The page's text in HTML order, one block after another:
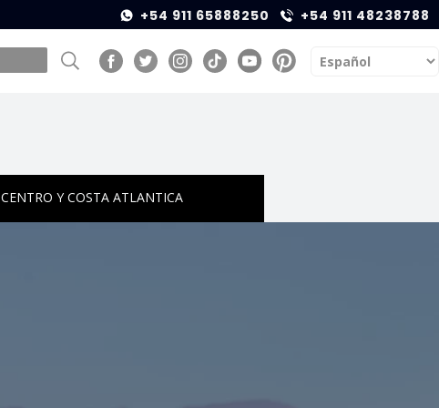
+54 911 65888250 +54 911 48238788
CENTRO Y COSTA ATLANTICA